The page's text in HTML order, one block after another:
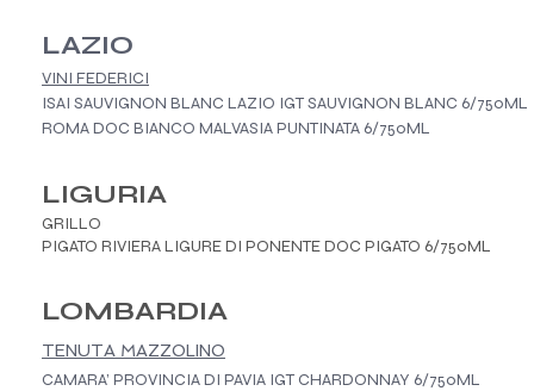
LAZIO
VINI FEDERICI
ISAI SAUVIGNON BLANC LAZIO IGT SAUVIGNON BLANC 6/750ML
ROMA DOC BIANCO MALVASIA PUNTINATA 6/750ML
LIGURIA
GRILLO
PIGATO RIVIERA LIGURE DI PONENTE DOC PIGATO 6/750ML
LOMBARDIA
TENUTA MAZZOLINO
CAMARA’ PROVINCIA DI PAVIA IGT CHARDONNAY 6/750ML